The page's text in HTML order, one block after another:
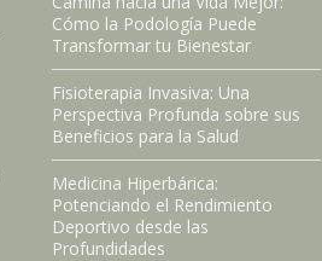
Cómo la Podología Puede
Transformar tu Bienestar
Fisioterapia Invasiva: Una
Perspectiva Profunda sobre sus
Beneficios para la Salud
Medicina Hiperbárica:
Potenciando el Rendimiento
Deportivo desde las
Profundidades